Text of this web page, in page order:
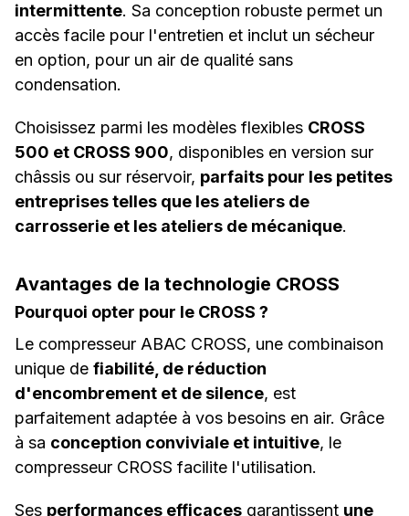
intermittente. Sa conception robuste permet un
accès facile pour l'entretien et inclut un sécheur
en option, pour un air de qualité sans
condensation.
Choisissez parmi les modèles flexibles CROSS
500 et CROSS 900, disponibles en version sur
châssis ou sur réservoir, parfaits pour les petites
entreprises telles que les ateliers de
carrosserie et les ateliers de mécanique.
Avantages de la technologie CROSS
Pourquoi opter pour le CROSS ?
Le compresseur ABAC CROSS, une combinaison
unique de fiabilité, de réduction
d'encombrement et de silence, est
parfaitement adaptée à vos besoins en air. Grâce
à sa conception conviviale et intuitive, le
compresseur CROSS facilite l'utilisation.
Ses performances efficaces garantissent une